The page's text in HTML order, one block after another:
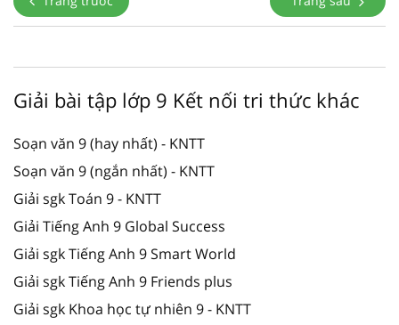
Giải bài tập lớp 9 Kết nối tri thức khác
Soạn văn 9 (hay nhất) - KNTT
Soạn văn 9 (ngắn nhất) - KNTT
Giải sgk Toán 9 - KNTT
Giải Tiếng Anh 9 Global Success
Giải sgk Tiếng Anh 9 Smart World
Giải sgk Tiếng Anh 9 Friends plus
Giải sgk Khoa học tự nhiên 9 - KNTT